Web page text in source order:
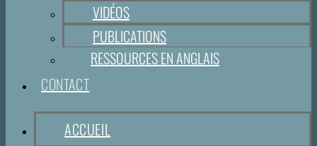
VIDÉOS
PUBLICATIONS
RESSOURCES EN ANGLAIS
CONTACT
ACCUEIL